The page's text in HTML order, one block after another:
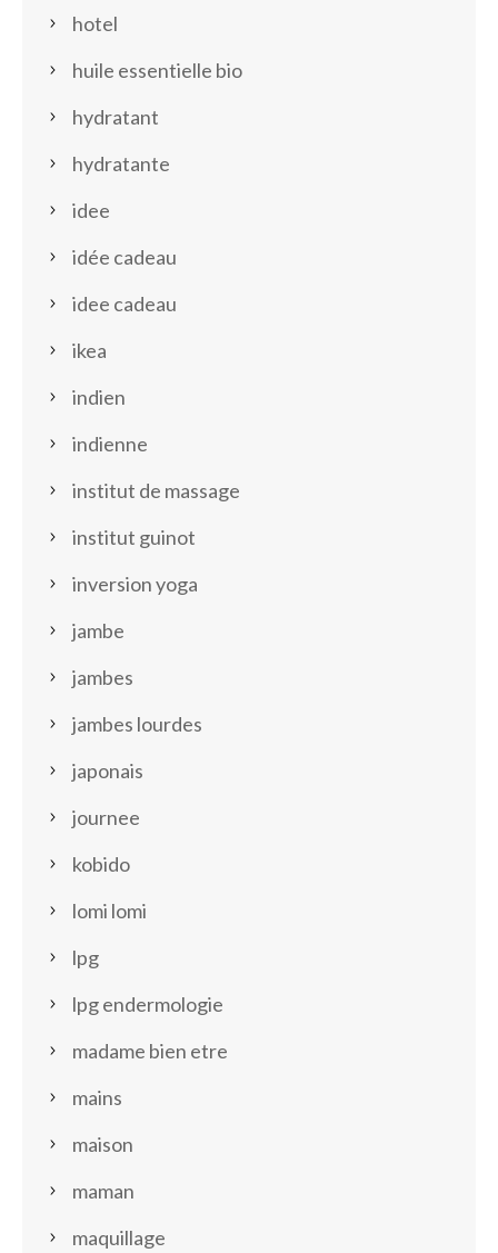
hotel
huile essentielle bio
hydratant
hydratante
idee
idée cadeau
idee cadeau
ikea
indien
indienne
institut de massage
institut guinot
inversion yoga
jambe
jambes
jambes lourdes
japonais
journee
kobido
lomi lomi
lpg
lpg endermologie
madame bien etre
mains
maison
maman
maquillage